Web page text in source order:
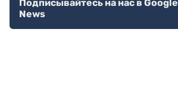
Подписывайтесь на нас в Google
News